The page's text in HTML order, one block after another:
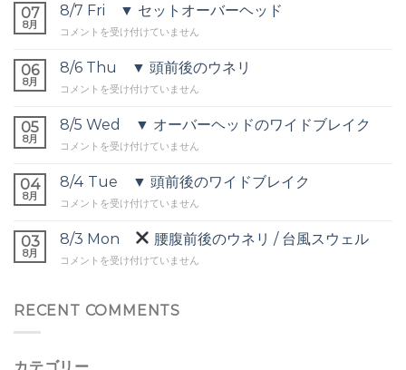
07
8月
8/7 Fri ▼ セットオーバーヘッド
8/7
▼
セ
ッ
オ
バ
ヘ
ッ
は
コメントを受け付けていません
06
8月
8/6 Thu ▼ 頭前後のウネリ
8/6
▼
頭
前
の
ネ
は
コメントを受け付けていません
05
8月
8/5 Wed ▼ オーバーヘッドのワイドブレイク
8/5
▼
オ
ー
ー
ッ
ワ
ブ
コメントを受け付けていません
04
8月
8/4 Tue ▼ 頭前後のワイドブレイク
8/4
▼
頭
前
ワ
コメントを受け付けていません
03
8月
8/3 Mon 腰腹前後のウネリ / 台風スウェル
8/3
腰
の
コメントを受け付けていません
RECENT COMMENTS